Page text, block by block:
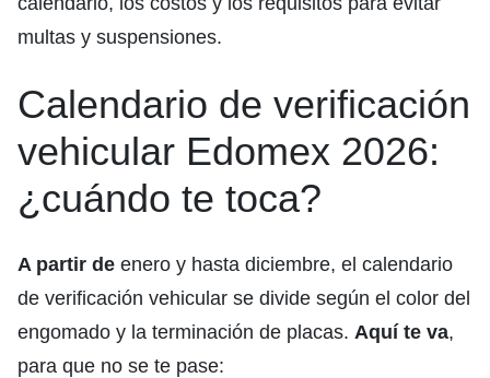
multas y suspensiones.
Calendario de verificación
vehicular Edomex 2026:
¿cuándo te toca?
A partir de enero y hasta diciembre, el calendario
de verificación vehicular se divide según el color del
engomado y la terminación de placas. Aquí te va,
para que no se te pase: